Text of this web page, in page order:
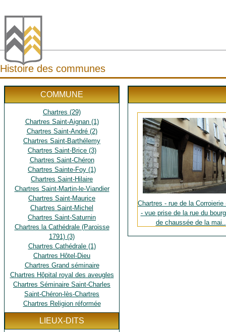
Histoire des communes
COMMUNE
Chartres (29)
Chartres Saint-Aignan (1)
Chartres Saint-André (2)
Chartres Saint-Barthélemy
Chartres Saint-Brice (3)
Chartres Saint-Chéron
Chartres Sainte-Foy (1)
Chartres Saint-Hilaire
Chartres Saint-Martin-le-Viandier
Chartres Saint-Maurice
Chartres Saint-Michel
Chartres Saint-Saturnin
Chartres la Cathédrale (Paroisse
1791) (3)
Chartres Cathédrale (1)
Chartres Hôtel-Dieu
Chartres Grand séminaire
Chartres Hôpital royal des aveugles
Chartres Séminaire Saint-Charles
Saint-Chéron-lès-Chartres
Chartres Religion réformée
LIEUX-DITS
Chartres - rue de la Corroierie
- vue prise de la rue du
de chaussée de la mai..
Source : Archives